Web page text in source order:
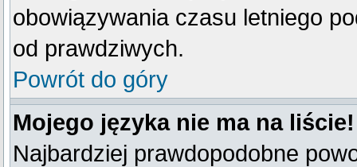
obowiązywania czasu letniego
od prawdziwych.
Powrót do góry
Mojego języka nie ma na liście!
Najbardziej prawdopodobne